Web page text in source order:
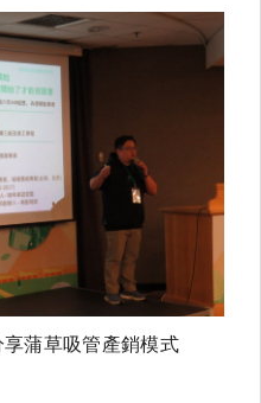
蒲草吸管產銷模式